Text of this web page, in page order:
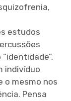
estudos
indivíduo
o mesmo nos
Pensa